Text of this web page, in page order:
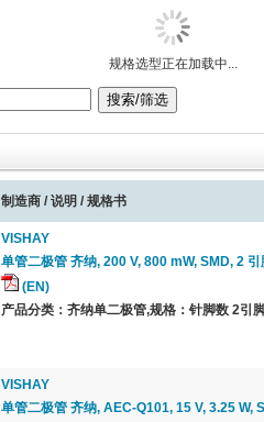
规格选型正在加载中...
制造商 / 说明 / 规格书
VISHAY
单管二极管 齐纳, 200 V, 800 mW, SMD, 2 引
(EN)
产品分类：齐纳单二极管,规格：针脚数 2引
VISHAY
单管二极管 齐纳, AEC-Q101, 15 V, 3.25 W,